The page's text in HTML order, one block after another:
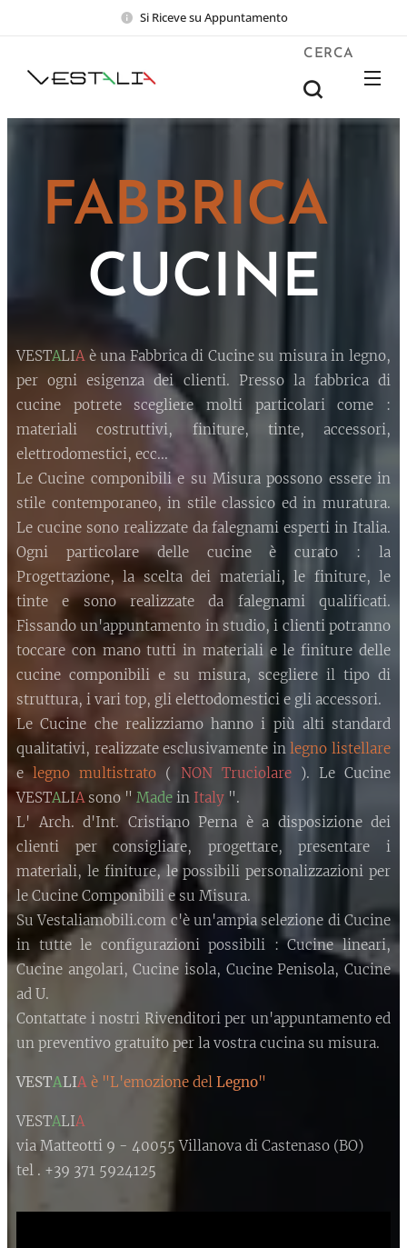
Si Riceve su Appuntamento
CERCA
FABBRICA
CUCINE
VESTALIAè una Fabbrica di Cucine su misura in legno,
per ogni esigenza dei clienti. Presso la fabbrica di
cucine potrete scegliere molti particolari come :
materiali costruttivi, finiture, tinte, accessori,
elettrodomestici, ecc...
Le Cucine componibili e su Misura possono essere in
stile contemporaneo, in stile classico ed in muratura.
Le cucine sono realizzate da falegnami esperti in Italia.
Ogni particolare delle cucine è curato : la
Progettazione, la scelta dei materiali, le finiture, le
tinte e sono realizzate da falegnami qualificati.
Fissando un'appuntamento in studio, i clienti potranno
toccare con mano tutti in materiali e le finiture delle
cucine componibili e su misura, scegliere il tipo di
struttura, i vari top, gli elettodomestici e gli accessori.
Le Cucine che realizziamo hanno i più alti standard
qualitativi, realizzate esclusivamente inlegno listellare
elegno multistrato ( NON Truciolare). Le Cucine
VESTALIAsono " Made in Italy ".
L' Arch. d'Int. Cristiano Perna è a disposizione dei
clienti per consigliare, progettare, presentare i
materiali, le finiture, le possibili personalizzazioni per
le Cucine Componibili e su Misura.
Su Vestaliamobili.com c'è un'ampia selezione di Cucine
in tutte le configurazioni possibili : Cucine lineari,
Cucine angolari, Cucine isola, Cucine Penisola, Cucine
ad U.
Contattate i nostri Rivenditori per un'appuntamento ed
un preventivo gratuito per la vostra cucina su misura.
VESTALIA è "L'emozione del Legno"
VESTALIA
via Matteotti 9 - 40055 Villanova di Castenaso (BO)
tel . +39 371 5924125